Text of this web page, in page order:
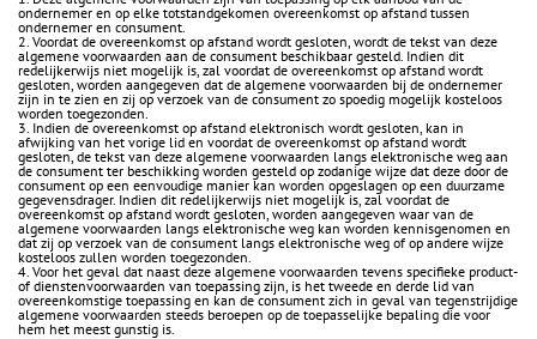
ondernemer en op elke totstandgekomen overeenkomst op afstand tussen
ondernemer en consument.
2. Voordat de overeenkomst op afstand wordt gesloten, wordt de tekst van deze
algemene voorwaarden aan de consument beschikbaar gesteld. Indien dit
redelijkerwijs niet mogelijk is, zal voordat de overeenkomst op afstand wordt
gesloten, worden aangegeven dat de algemene voorwaarden bij de ondernemer
zijn in te zien en zij op verzoek van de consument zo spoedig mogelijk kosteloos
worden toegezonden.
3. Indien de overeenkomst op afstand elektronisch wordt gesloten, kan in
afwijking van het vorige lid en voordat de overeenkomst op afstand wordt
gesloten, de tekst van deze algemene voorwaarden langs elektronische weg aan
de consument ter beschikking worden gesteld op zodanige wijze dat deze door de
consument op een eenvoudige manier kan worden opgeslagen op een duurzame
gegevensdrager. Indien dit redelijkerwijs niet mogelijk is, zal voordat de
overeenkomst op afstand wordt gesloten, worden aangegeven waar van de
algemene voorwaarden langs elektronische weg kan worden kennisgenomen en
dat zij op verzoek van de consument langs elektronische weg of op andere wijze
kosteloos zullen worden toegezonden.
4. Voor het geval dat naast deze algemene voorwaarden tevens specifieke product-
of dienstenvoorwaarden van toepassing zijn, is het tweede en derde lid van
overeenkomstige toepassing en kan de consument zich in geval van tegenstrijdige
algemene voorwaarden steeds beroepen op de toepasselijke bepaling die voor
hem het meest gunstig is.